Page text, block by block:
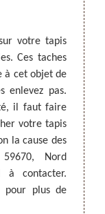
-
59 NORD
votre tapis
Ces taches
à cet objet de
enlevez pas.
il faut faire
votre tapis
la cause des
Nord
à contacter.
pour plus de
Le
de
vous
des
êtes